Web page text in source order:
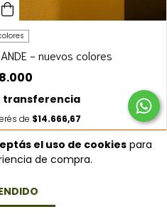
el uso de cookies para
de compra.
- nuevos colores
transferencia
de $14.666,67